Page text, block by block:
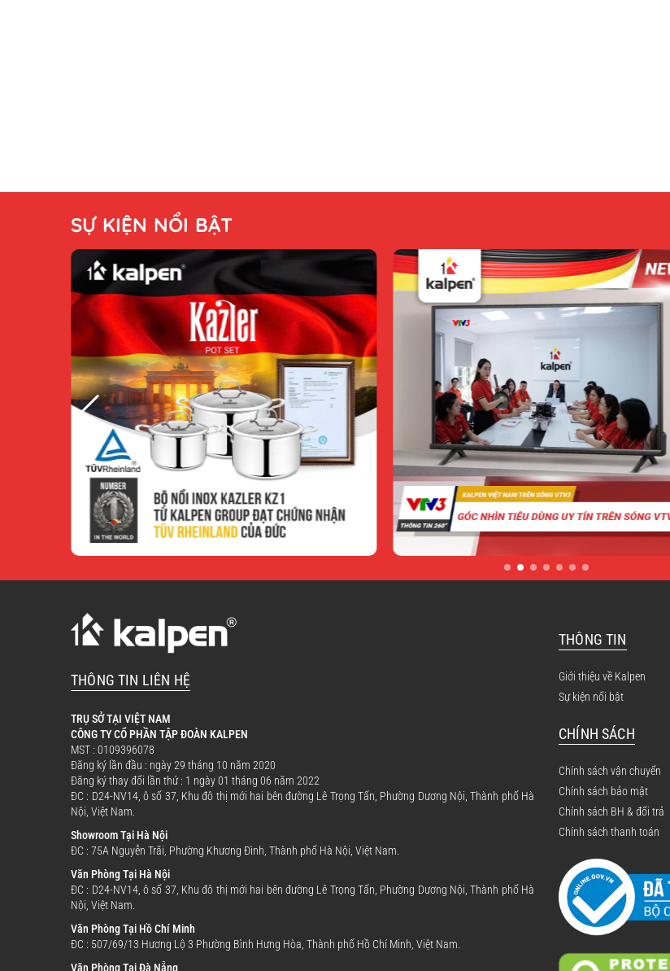
SỰ KIỆN NỔI BẬT
THÔNG TIN LIÊN HỆ
TRỤ SỞ TẠI VIỆT NAM
CÔNG TY CỔ PHẦN TẬP ĐOÀN KALPEN
MST : 0109396078
Đăng ký lần đầu : ngày 29 tháng 10 năm 2020
Đăng ký thay đổi lần thứ : 1 ngày 01 tháng 06 năm 2022
ĐC : D24-NV14, ô số 37, Khu đô thị mới hai bên đường Lê Trọng Tấn, Phường Dương Nội, Thành phố Hà
Nội, Việt Nam.
Showroom Tại Hà Nội
ĐC : 75A Nguyễn Trãi, Phường Khương Đình, Thành phố Hà Nội, Việt Nam.
Văn Phòng Tại Hà Nội
ĐC : D24-NV14, ô số 37, Khu đô thị mới hai bên đường Lê Trọng Tấn, Phường Dương Nội, Thành phố Hà
Nội, Việt Nam.
Văn Phòng Tại Hồ Chí Minh
ĐC : 507/69/13 Hương Lộ 3 Phường Bình Hưng Hòa, Thành phố Hồ Chí Minh, Việt Nam.
Văn Phòng Tại Đà Nẵng
THÔNG TIN
Giới thiệu về Kalpen
Sự kiện nổi bật
CHÍNH SÁCH
Chính sách vận chuyển
Chính sách bảo mật
Chính sách BH & đổi trả
Chính sách thanh toán